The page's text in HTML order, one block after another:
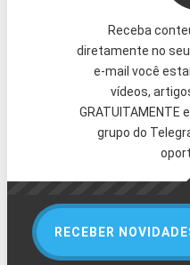
Receba
diretamente no
e-mail você
vídeos,
grupo do
RECEBER